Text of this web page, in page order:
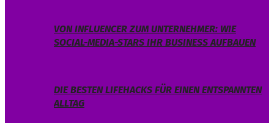
VON INFLUENCER ZUM UNTERNEHMER: WIE
SOCIAL-MEDIA-STARS IHR BUSINESS AUFBAUEN
DIE BESTEN LIFEHACKS FÜR EINEN ENTSPANNTEN
ALLTAG